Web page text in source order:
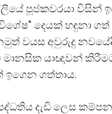
පූජකවරයා විසින්
දෙයක් හඳුනා ගත්
වයස අවුරුදු
යාඥාවන්
ගත්තාය.
දැඩි ලෙස